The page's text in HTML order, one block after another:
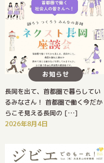
お知らせ
長岡を出て、首都圏で暮らしてい
るみなさん！ 首都圏で働く今だか
らこそ見える長岡の […]
2026年8月4日